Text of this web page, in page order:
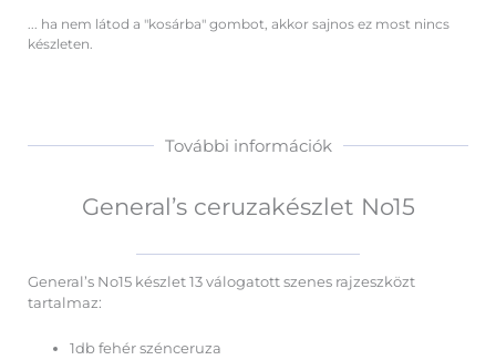
... ha nem látod a "kosárba" gombot, akkor sajnos ez most nincs
készleten.
További információk
General’s ceruzakészlet No15
General’s No15 készlet 13 válogatott szenes rajzeszközt
tartalmaz:
1db fehér szénceruza